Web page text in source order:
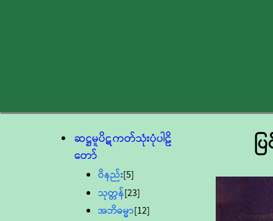
ဆဋ္ဌမူပိဋကတ်သုံးပုံပါဠိ
တော်
ဝိနည်း[5]
သုတ္တန်[23]
အဘိဓမ္မာ[12]
ပ